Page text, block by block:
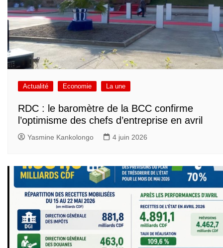
Actualité Economie La une
RDC : le baromètre de la BCC confirme
l’optimisme des chefs d’entreprise en avril
Yasmine Kankolongo 4 juin 2026